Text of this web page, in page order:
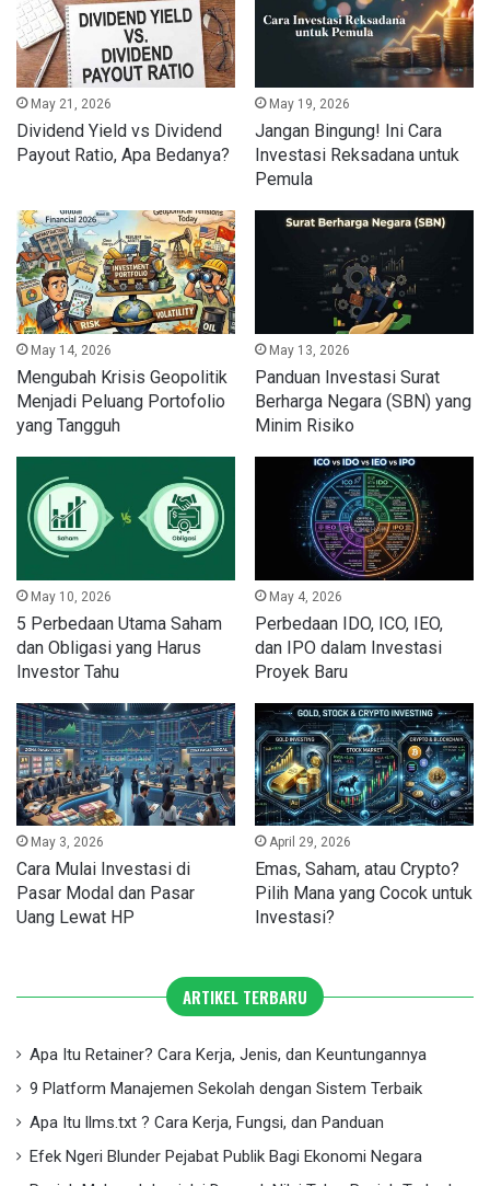
May 21, 2026
Dividend Yield vs Dividend
Payout Ratio, Apa Bedanya?
May 19, 2026
Jangan Bingung! Ini Cara
Investasi Reksadana untuk
Pemula
May 14, 2026
Mengubah Krisis Geopolitik
Menjadi Peluang Portofolio
yang Tangguh
May 13, 2026
Panduan Investasi Surat
Berharga Negara (SBN) yang
Minim Risiko
May 10, 2026
5 Perbedaan Utama Saham
dan Obligasi yang Harus
Investor Tahu
May 4, 2026
Perbedaan IDO, ICO, IEO,
dan IPO dalam Investasi
Proyek Baru
May 3, 2026
Cara Mulai Investasi di
Pasar Modal dan Pasar
Uang Lewat HP
April 29, 2026
Emas, Saham, atau Crypto?
Pilih Mana yang Cocok untuk
Investasi?
ARTIKEL TERBARU
Apa Itu Retainer? Cara Kerja, Jenis, dan Keuntungannya
9 Platform Manajemen Sekolah dengan Sistem Terbaik
Apa Itu llms.txt ? Cara Kerja, Fungsi, dan Panduan
Efek Ngeri Blunder Pejabat Publik Bagi Ekonomi Negara